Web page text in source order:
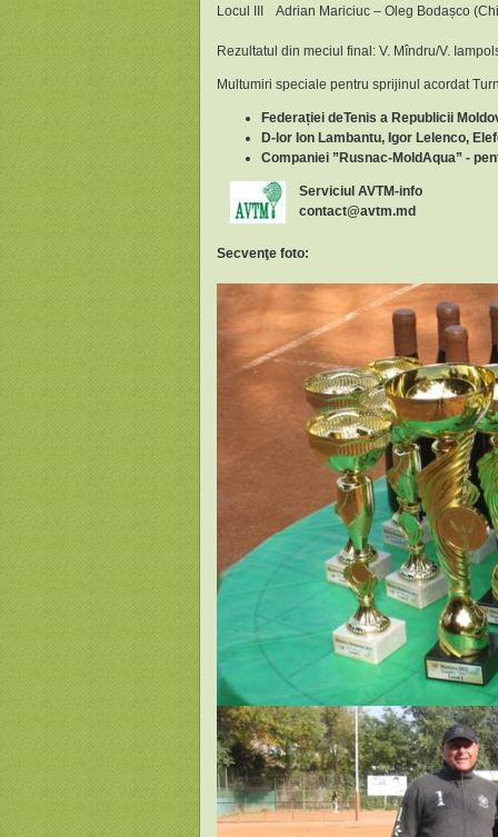
Locul III Adrian Mariciuc – Oleg Bodașco
Rezultatul din meciul final: V. Mîndru/V.
Multumiri speciale pentru sprijinul acordat
Federației deTenis a Republicii
D-lor Ion Lambantu, Igor Lelenco,
Companiei ” Rusnac-MoldAqua” -
Serviciul AVTM-info
contact@avtm.md
Secvenţe foto: